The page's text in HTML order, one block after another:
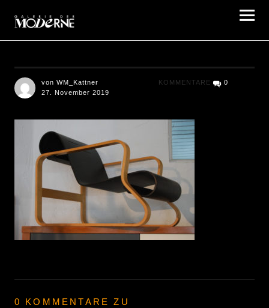
von WM_Kattner
27. November 2019
KOMMENTARE 0
0 KOMMENTARE ZU